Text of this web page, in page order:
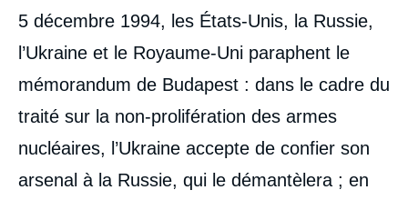
5 décembre 1994, les États-Unis, la Russie,
l’Ukraine et le Royaume-Uni paraphent le
mémorandum de Budapest : dans le cadre du
traité sur la non-prolifération des armes
nucléaires, l’Ukraine accepte de confier son
arsenal à la Russie, qui le démantèlera ; en